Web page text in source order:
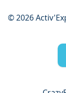
©2026